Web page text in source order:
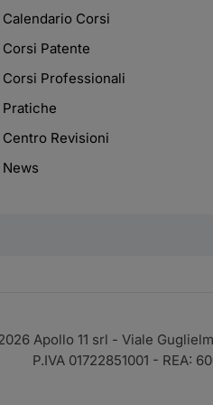
Calendario Corsi
Corsi Patente
Corsi Professionali
Pratiche
Centro Revisioni
News
Apollo 11 srl - Viale
P.IVA 01722851001 - REA: